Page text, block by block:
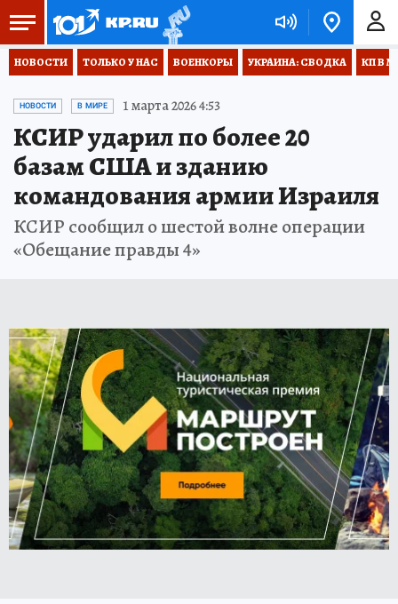
НОВОСТИ ТОЛЬКО У НАС ВОЕНКОРЫ УКРАИНА: СВОДКА КП В
НОВОСТИ В МИРЕ 1 марта 2026 4:53
КСИР ударил по более 20
базам США и зданию
командования армии Израиля
КСИР сообщил о шестой волне операции
«Обещание правды 4»